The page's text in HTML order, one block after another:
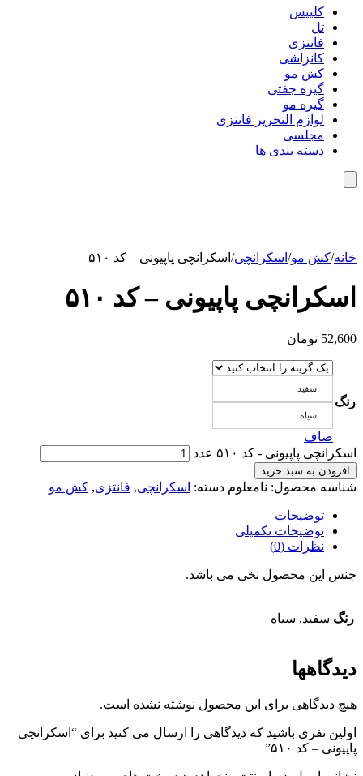
کلیپس
تل
فانتزی
کانزاشی
کش مو
گیره جفتی
گیره مو
لوازم التحریر فانتزی
مجلسی
دسته بندی ها
خانه/کش مو/ اسکرانچی/ اسکرانچی پاپیونی – کد ۵۱۰
اسکرانچی پاپیونی – کد ۵۱۰
52,600 تومان
رنگ
سفید
سیاه
صاف
اسکرانچی پاپیونی - کد ۵۱۰ عدد
افزودن به سبد خرید
شناسه محصول: نامعلوم دسته: اسکرانچی, فانتزی, کش مو
توضیحات
توضیحات تکمیلی
نظرات (0)
جنس این محصول نخی می باشد.
رنگ سفید, سیاه
دیدگاهها
هیچ دیدگاهی برای این محصول نوشته نشده است.
اولین نفری باشید که دیدگاهی را ارسال می کنید برای “اسکرانچی
پاپیونی – کد ۵۱۰”